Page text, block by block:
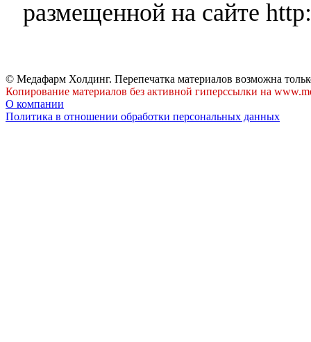
размещенной на сайте
© Медафарм Холдинг. Перепечатка материалов возможна
Копирование материалов без активной гиперссылки на
О компании
Политика в отношении обработки персональных данных